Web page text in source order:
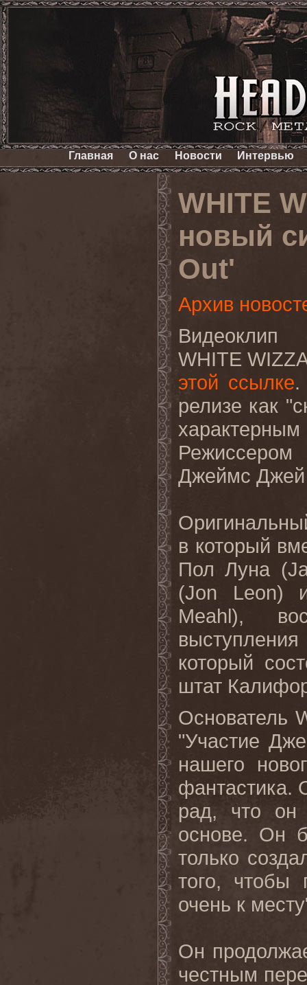
Главная О нас Новости Интервью
WHITE
новый
Out'
Архив
Видеоклип
WHITE
этой ссылке.
релизе как
Режиссером
Джеймс
в который
Пол Луна (
(Jon Leon)
Meahl),
который
штат
Основатель
"Участие
нашего
фантастика.
рад, что он
основе. Он
только
того, чтобы
очень к
Он
честным